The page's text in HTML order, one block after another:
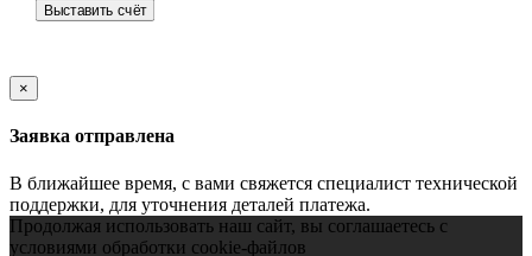
Выставить счёт
×
Заявка отправлена
В ближайшее время, с вами свяжется специалист технической
поддержки, для уточнения деталей платежа.
Продолжая использовать наш сайт, вы соглашаетесь с
условиями обработки cookie-файлов